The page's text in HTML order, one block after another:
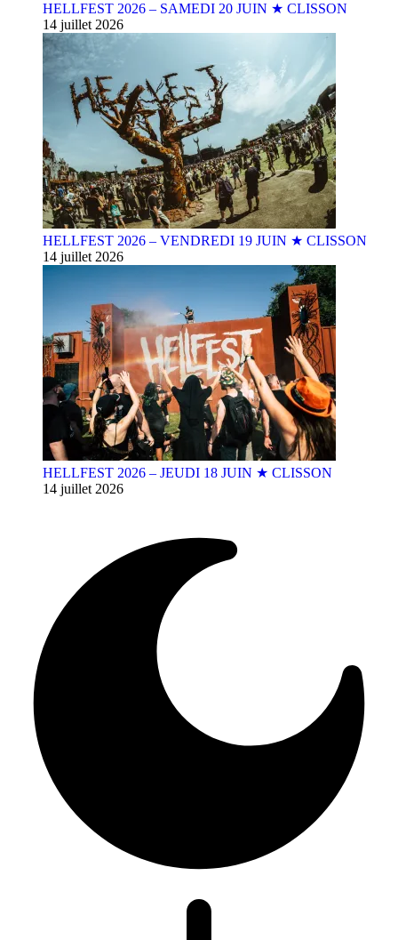
HELLFEST 2026 – SAMEDI 20 JUIN ★ CLISSON
14 juillet 2026
HELLFEST 2026 – VENDREDI 19 JUIN ★ CLISSON
14 juillet 2026
HELLFEST 2026 – JEUDI 18 JUIN ★ CLISSON
14 juillet 2026